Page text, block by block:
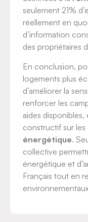
seulement 21%
réellement en
d’information
des propriétaires
En conclusion,
logements plus
d’améliorer la
renforcer les
aides
constructif sur les
énergétique.
collective
énergétique et
Français tout en